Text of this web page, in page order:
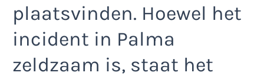
plaatsvinden. Hoewel het
incident in Palma
zeldzaam is, staat het